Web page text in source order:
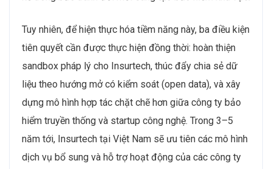
Tuy nhiên, để hiện thực hóa tiềm năng này, ba điều kiện
tiên quyết cần được thực hiện đồng thời: hoàn thiện
sandbox pháp lý cho Insurtech, thúc đẩy chia sẻ dữ
liệu theo hướng mở có kiểm soát (open data), và xây
dựng mô hình hợp tác chặt chẽ hơn giữa công ty bảo
hiểm truyền thống và startup công nghệ. Trong 3–5
năm tới, Insurtech tại Việt Nam sẽ ưu tiên các mô hình
dịch vụ bổ sung và hỗ trợ hoạt động của các công ty